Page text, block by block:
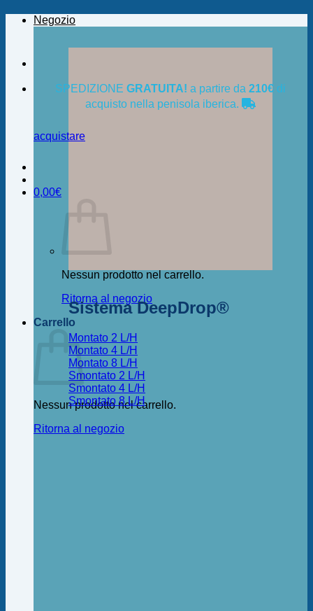
SPEDIZIONE GRATUITA! a partire da 210€ di
acquisto nella penisola iberica.
acquistare
0,00€
Nessun prodotto nel carrello.
Ritorna al negozio
Carrello
Nessun prodotto nel carrello.
Ritorna al negozio
Negozio
Sistema DeepDrop®
Montato 2 L/H
Montato 4 L/H
Montato 8 L/H
Smontato 2 L/H
Smontato 4 L/H
Smontato 8 L/H